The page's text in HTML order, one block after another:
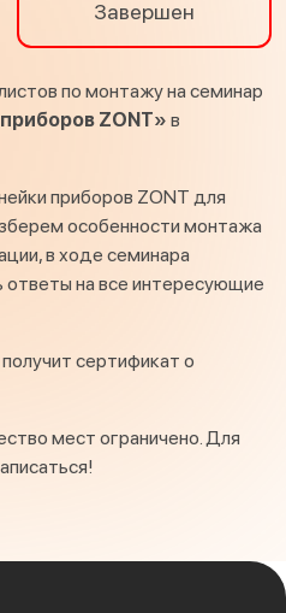
Завершен
по монтажу на семинар
ZONT» в
приборов ZONT для
особенности монтажа
в ходе семинара
ответы на все интересующие
сертификат о
мест ограничено. Для